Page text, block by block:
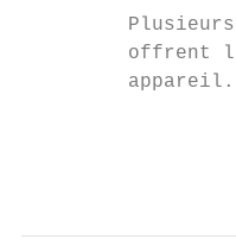
offrent
         appareil.